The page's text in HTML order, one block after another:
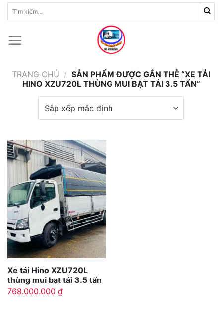
Skip
kiếm:
TRANG CHỦ / SẢN PHẨM ĐƯỢC GẮN THẺ “XE TẢI
HINO XZU720L THÙNG MUI BẠT TẢI 3.5 TẤN”
Xe tải Hino XZU720L
thùng mui bạt tải 3.5 tấn
768.000.000 ₫